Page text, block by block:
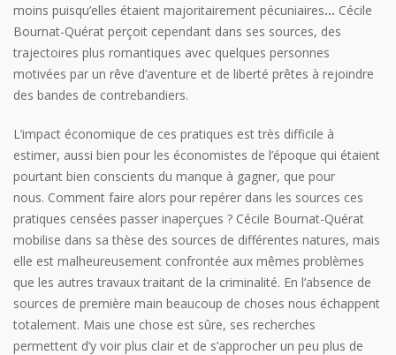
moins puisqu’elles étaient majoritairement pécuniaires… Cécile
Bournat-Quérat perçoit cependant dans ses sources, des
trajectoires plus romantiques avec quelques personnes
motivées par un rêve d’aventure et de liberté prêtes à rejoindre
des bandes de contrebandiers.
L’impact économique de ces pratiques est très difficile à
estimer, aussi bien pour les économistes de l’époque qui étaient
pourtant bien conscients du manque à gagner, que pour
nous. Comment faire alors pour repérer dans les sources ces
pratiques censées passer inaperçues ? Cécile Bournat-Quérat
mobilise dans sa thèse des sources de différentes natures, mais
elle est malheureusement confrontée aux mêmes problèmes
que les autres travaux traitant de la criminalité. En l’absence de
sources de première main beaucoup de choses nous échappent
totalement. Mais une chose est sûre, ses recherches
permettent d’y voir plus clair et de s’approcher un peu plus de